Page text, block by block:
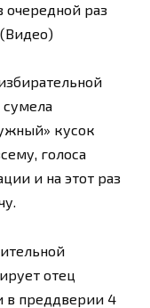
очередной раз
сумела
кусок
голоса
и на этот раз
отец
в преддверии 4